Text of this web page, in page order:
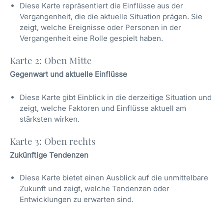
Diese Karte repräsentiert die Einflüsse aus der
Vergangenheit, die die aktuelle Situation prägen. Sie
zeigt, welche Ereignisse oder Personen in der
Vergangenheit eine Rolle gespielt haben.
Karte 2: Oben Mitte
Gegenwart und aktuelle Einflüsse
Diese Karte gibt Einblick in die derzeitige Situation und
zeigt, welche Faktoren und Einflüsse aktuell am
stärksten wirken.
Karte 3: Oben rechts
Zukünftige Tendenzen
Diese Karte bietet einen Ausblick auf die unmittelbare
Zukunft und zeigt, welche Tendenzen oder
Entwicklungen zu erwarten sind.